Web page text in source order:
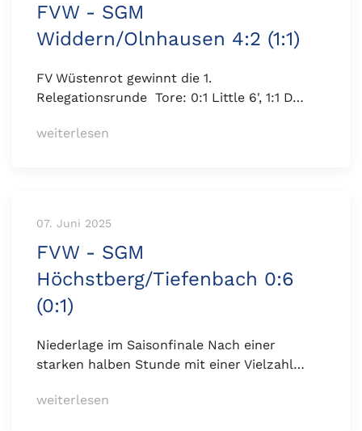
FVW - SGM
Widdern/Olnhausen 4:2 (1:1)
FV Wüstenrot gewinnt die 1.
Relegationsrunde Tore: 0:1 Little 6', 1:1 D…
weiterlesen
07. Juni 2025
FVW - SGM
Höchstberg/Tiefenbach 0:6
(0:1)
Niederlage im Saisonfinale Nach einer
starken halben Stunde mit einer Vielzahl…
weiterlesen